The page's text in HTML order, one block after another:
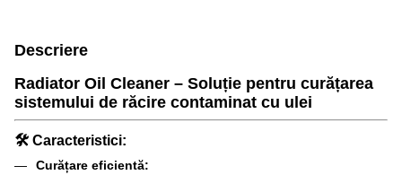
Descriere
Radiator Oil Cleaner – Soluție pentru curățarea
sistemului de răcire contaminat cu ulei
🛠 Caracteristici:
Curățare eficientă: